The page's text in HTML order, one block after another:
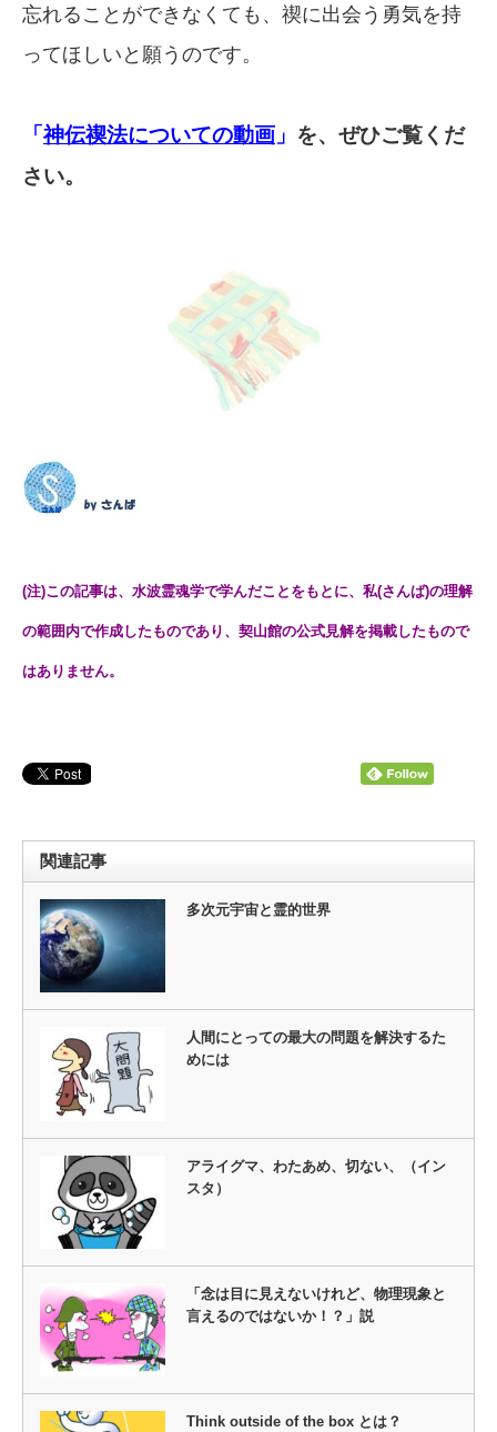
忘れることができなくても、禊に出会う勇気を持
ってほしいと願うのです。
「神伝禊法についての動画 」 を、ぜひご覧くだ
さい。
(注)この記事は、水波霊魂学で学んだことをもとに、私(さんば)の理解
の範囲内で作成したものであり、契山館の公式見解を掲載したもので
はありません。
関連記事
多次元宇宙と霊的世界
人間にとっての最大の問題を解決するた
めには
アライグマ、わたあめ、切ない、（イン
スタ）
「念は目に見えないけれど、物理現象と
言えるのではないか！？」説
Think outside of the box とは？